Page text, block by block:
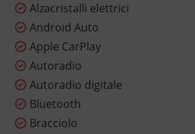
Alzacristalli elettrici
Android Auto
Apple CarPlay
Autoradio
Autoradio digitale
Bluetooth
Bracciolo